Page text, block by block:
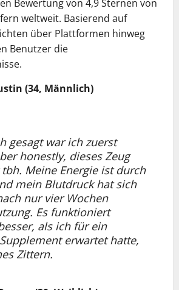
Bewertung von 4,9 Sternen von
weltweit. Basierend auf
über Plattformen hinweg
Benutzer die
(34, Männlich)
gesagt war ich zuerst
honestly, dieses Zeug
Meine Energie ist durch
mein Blutdruck hat sich
nur vier Wochen
Es funktioniert
als ich für ein
erwartet hatte,
Zittern.